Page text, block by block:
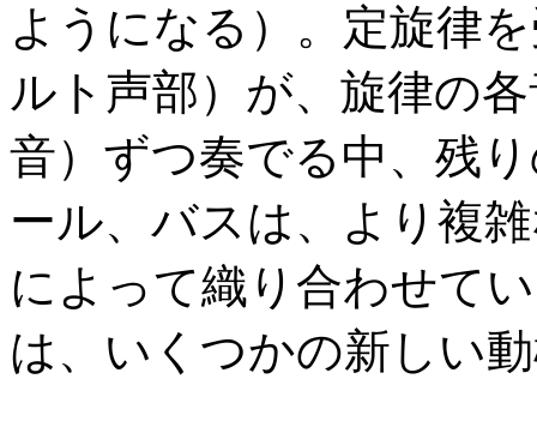
ようになる）。定旋律
ルト声部）が、旋律の
音）ずつ奏でる中、残
ール、バスは、より複
によって織り合わせて
は、いくつかの新しい